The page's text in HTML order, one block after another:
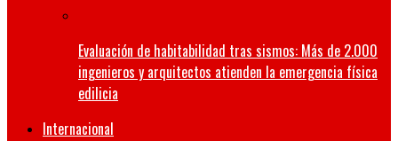
Evaluación de habitabilidad tras sismos: Más de 2.000
ingenieros y arquitectos atienden la emergencia física
edilicia
Internacional